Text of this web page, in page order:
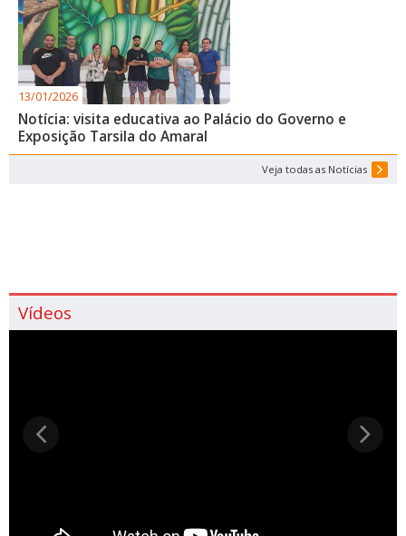
13/01/2026
Notícia: visita educativa ao Palácio do Governo e
Exposição Tarsila do Amaral
Veja todas as Notícias
Vídeos